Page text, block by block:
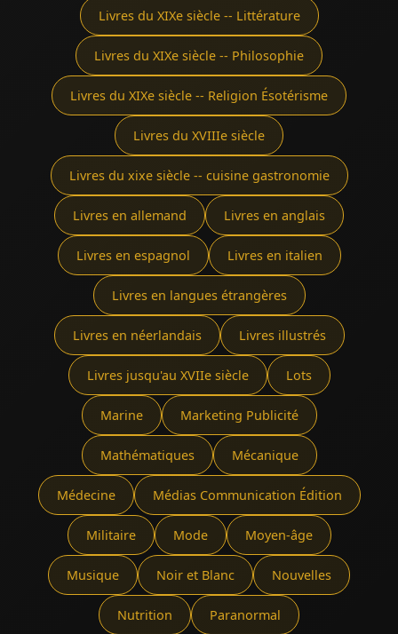
Livres du XIXe siècle -- Littérature
Livres du XIXe siècle -- Philosophie
Livres du XIXe siècle -- Religion Ésotérisme
Livres du XVIIIe siècle
Livres du xixe siècle -- cuisine gastronomie
Livres en allemand Livres en anglais
Livres en espagnol Livres en italien
Livres en langues étrangères
Livres en néerlandais Livres illustrés
Livres jusqu'au XVIIe siècle Lots
Marine Marketing Publicité
Mathématiques Mécanique
Médecine Médias Communication Édition
Militaire Mode Moyen-âge
Musique Noir et Blanc Nouvelles
Nutrition Paranormal